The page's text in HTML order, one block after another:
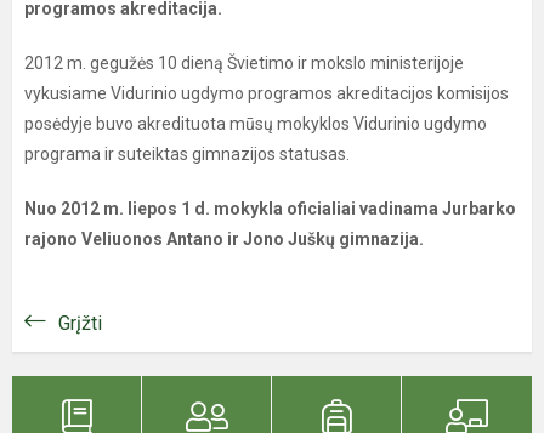
programos akreditacija.
2012 m. gegužės 10 dieną Švietimo ir mokslo ministerijoje
vykusiame Vidurinio ugdymo programos akreditacijos komisijos
posėdyje buvo akredituota mūsų mokyklos Vidurinio ugdymo
programa ir suteiktas gimnazijos statusas.
Nuo 2012 m. liepos 1 d. mokykla oficialiai vadinama Jurbarko
rajono Veliuonos Antano ir Jono Juškų gimnazija.
Grįžti